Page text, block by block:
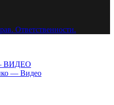
Ответственности.
ВИДЕО
— Видео